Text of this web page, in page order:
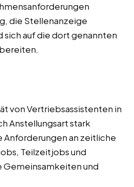
die Stellenanzeige
sich auf die dort genannten
von Vertriebsassistenten in
Anstellungsart stark
Anforderungen an zeitliche
Teilzeitjobs und
und